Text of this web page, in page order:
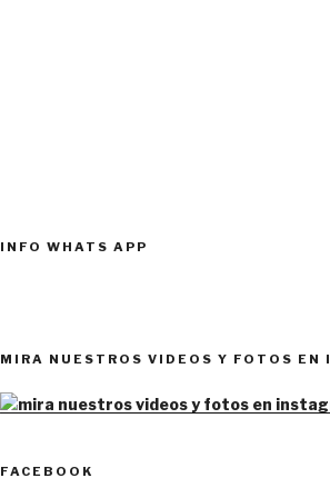
INFO WHATS APP
MIRA NUESTROS VIDEOS Y FOTOS EN
FACEBOOK